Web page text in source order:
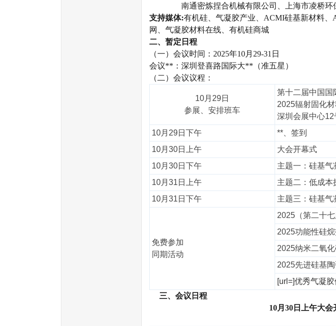
南通密炼捏合机械有限公司、上海市凌桥环保
支持媒体:有机硅、气凝胶产业、ACMI硅基新材料
网、气凝胶材料在线、有机硅商城
二、暂定日程
（一）会议时间：2025年10月29-31日
会议**：深圳登喜路国际大**（准五星）
（二）会议议程：
10月29日
参展、安排班车
第十二届中国国
2025辐射固化
深圳会展中心12
10月29日下午
**、签到
10月30日上午
大会开幕式
10月30日下午
主题一：硅基气
10月31日上午
主题二：低成本
10月31日下午
主题三：硅基气
免费参加
同期活动
2025（第二十
2025功能性硅
2025纳米二氧
2025先进硅基
[url=]优秀气凝
三、 会议日程
10月30日上午大会